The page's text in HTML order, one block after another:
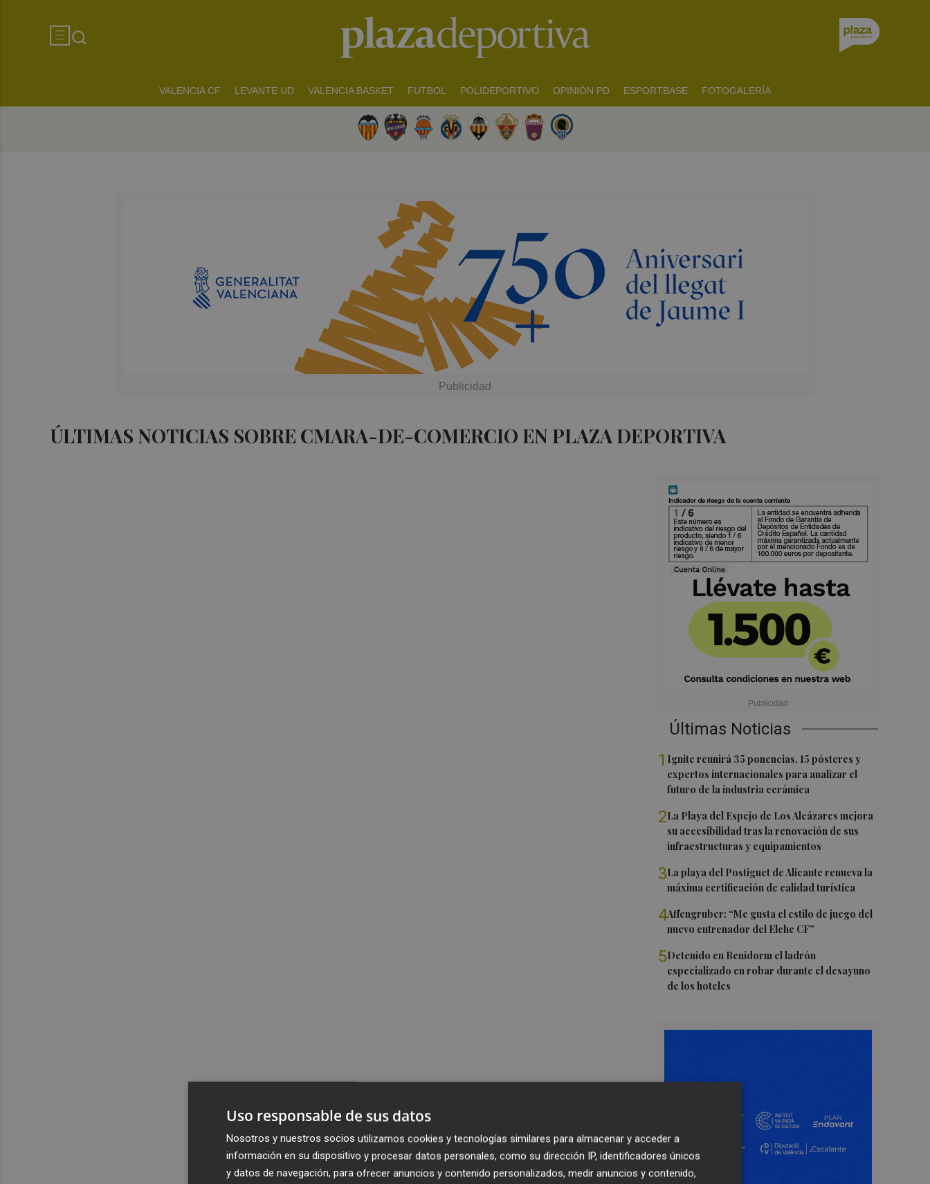
VALENCIA CF LEVANTE UD VALENCIA BASKET FUTBOL POLIDEPORTIVO OPINIÓN PD ESPORTBASE FOTOGALERÍA
ÚLTIMAS NOTICIAS SOBRE CMARA-DE-COMERCIO EN PLAZA DEPORTIVA
Últimas Noticias
1 Ignite reunirá 35 ponencias, 15 pósteres y
expertos internacionales para analizar el
futuro de la industria cerámica
2La Playa del Espejo de Los Alcázares mejora
su accesibilidad tras la renovación de sus
infraestructuras y equipamientos
3La playa del Postiguet de Alicante renueva la
máxima certificación de calidad turística
4Affengruber: “Me gusta el estilo de juego del
nuevo entrenador del Elche CF”
5Detenido en Benidorm el ladrón
especializado en robar durante el desayuno
de los hoteles
Uso responsable de sus datos
Nosotros y nuestros socios utilizamos cookies y tecnologías similares para almacenar y acceder a
información en su dispositivo y procesar datos personales, como su dirección IP, identificadores únicos
y datos de navegación, para ofrecer anuncios y contenido personalizados, medir anuncios y contenido,